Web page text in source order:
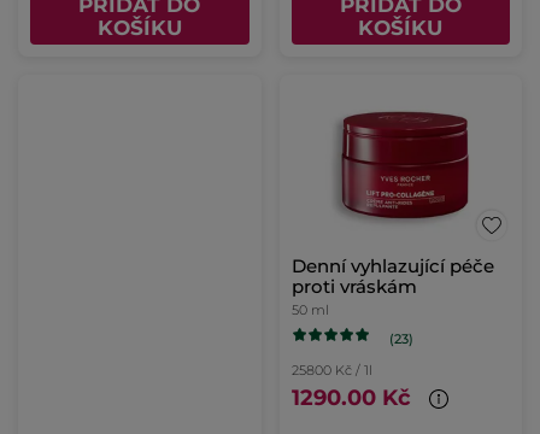
KOŠÍKU
KOŠÍKU
Denní vyhlazující péče
proti vráskám
50 ml
(23)
25800 Kč / 1l
1290.00 Kč